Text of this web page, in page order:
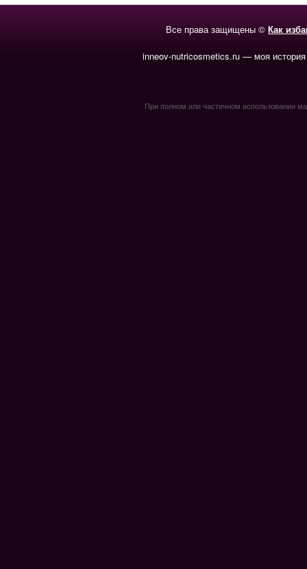
Все права защищены © Как
inneov-nutricosmetics.ru — моя
При полном или частичном использовании